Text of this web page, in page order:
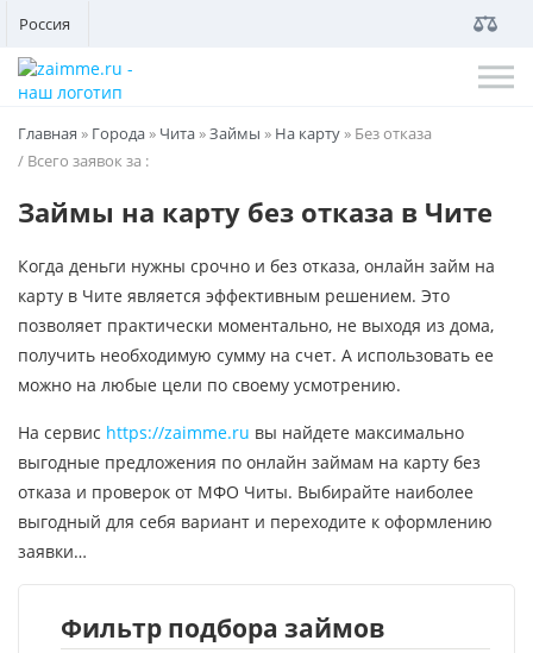
Россия
Главная » Города» Чита»Займы » На карту» Без отказа
/ Всего заявок за :
Займы на карту без отказа в Чите
Когда деньги нужны срочно и без отказа, онлайн займ на
карту в Чите является эффективным решением. Это
позволяет практически моментально, не выходя из дома,
получить необходимую сумму на счет. А использовать ее
можно на любые цели по своему усмотрению.
На сервис https://zaimme.ru вы найдете максимально
выгодные предложения по онлайн займам на карту без
отказа и проверок от МФО Читы. Выбирайте наиболее
выгодный для себя вариант и переходите к оформлению
заявки…
Фильтр подбора займов